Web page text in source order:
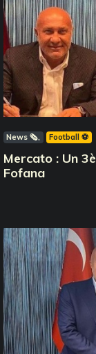
News 🗞️ Football ⚽️
Mercato : Un
Fofana